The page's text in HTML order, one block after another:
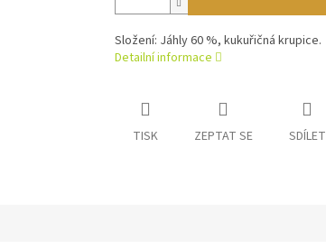
Složení: Jáhly 60 %, kukuřičná krupice.
Detailní informace
TISK ZEPTAT SE SDÍLET